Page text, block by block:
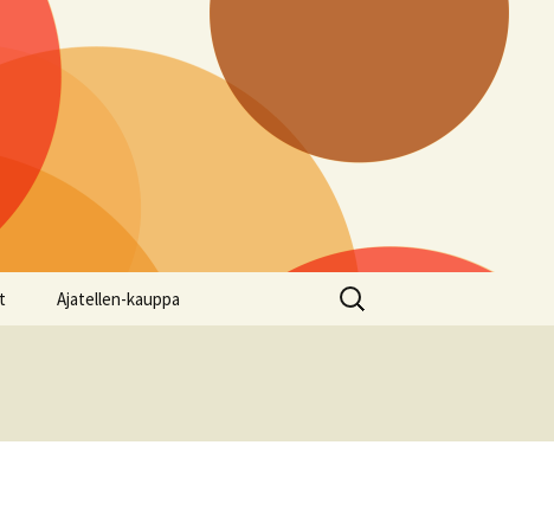
Ajatellen-kauppa
Haku: